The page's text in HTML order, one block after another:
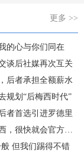
更多 >>
的心与你们同在
谈后社媒再次互关
后者承担全额薪水
规划“后梅西时代”
者首选引进罗德里
快就会官方宣布
但我们踢得不错